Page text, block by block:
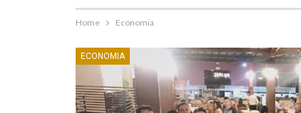
Home Economia
ECONOMIA